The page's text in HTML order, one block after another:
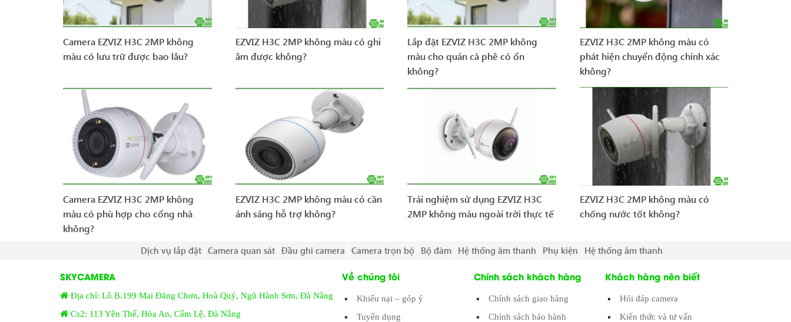
Camera EZVIZ H3C 2MP không
màu có lưu trữ được bao lâu?
EZVIZ H3C 2MP không màu có ghi
âm được không?
Lắp đặt EZVIZ H3C 2MP không
màu cho quán cà phê có ổn
không?
EZVIZ H3C 2MP không màu có
phát hiện chuyển động chính xác
không?
Camera EZVIZ H3C 2MP không
màu có phù hợp cho cổng nhà
không?
EZVIZ H3C 2MP không màu có cần
ánh sáng hỗ trợ không?
Trải nghiệm sử dụng EZVIZ H3C
2MP không màu ngoài trời thực tế
EZVIZ H3C 2MP không màu có
chống nước tốt không?
Dịch vụ lắp đặt Camera quan sát Đầu ghi camera Camera trọn bộ Bộ đàm Hệ thống âm thanh Phụ kiện Hệ thống âm thanh
SKYCAMERA
Địa chỉ: Lô B.199 Mai Đăng Chơn, Hoà Quý, Ngũ Hành Sơn, Đà Nẵng
Cs2: 113 Yên Thế, Hòa An, Cẩm Lệ, Đà Nẵng
Về chúng tôi
Khiếu nại – góp ý
Tuyển dụng
Chính sách khách hàng
Chính sách giao hàng
Chính sách bảo hành
Khách hàng nên biết
Hỏi đáp camera
Kiến thức và tư vấn